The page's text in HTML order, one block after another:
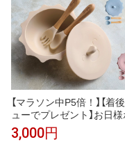
【マラソン中P5倍！】【着
ューでプレゼント】お日
ル シリコン 食器 蓋 スプー
ォーク付き 離乳食 ひっく
3,000円